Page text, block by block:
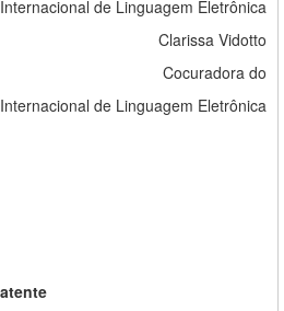
de Linguagem Eletrônica
Clarissa Vidotto
Cocuradora do
de Linguagem Eletrônica